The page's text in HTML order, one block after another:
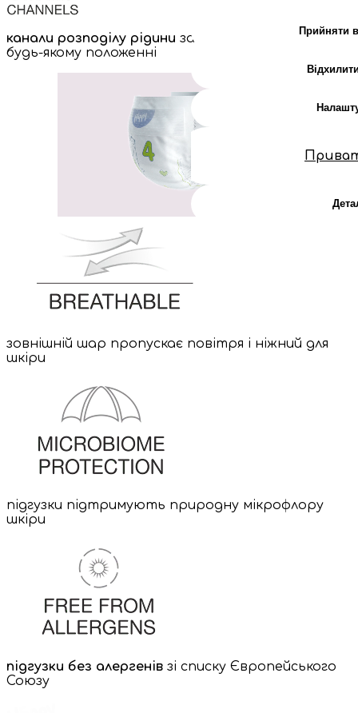
канали розподілу рідини забезпечують сухість у
будь-якому положенні
зовнішній шар пропускає повітря і ніжний для
шкіри
підгузки підтримують природну мікрофлору
шкіри
підгузки без алергенів зі списку Європейського
Союзу
Прийняти